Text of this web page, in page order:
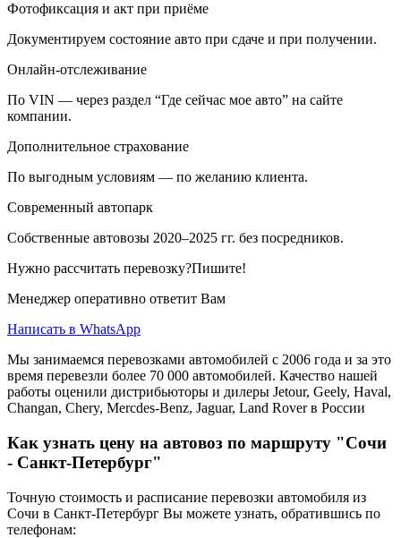
Фотофиксация и акт при приёме
Документируем состояние авто при сдаче и при получении.
Онлайн-отслеживание
По VIN — через раздел “Где сейчас мое авто” на сайте
компании.
Дополнительное страхование
По выгодным условиям — по желанию клиента.
Современный автопарк
Собственные автовозы 2020–2025 гг. без посредников.
Нужно рассчитать перевозку?Пишите!
Менеджер оперативно ответит Вам
Написать в WhatsApp
Мы занимаемся перевозками автомобилей с 2006 года и за это
время перевезли более 70 000 автомобилей. Качество нашей
работы оценили дистрибьюторы и дилеры Jetour, Geely, Haval,
Changan, Chery, Mercdes-Benz, Jaguar, Land Rover в России
Как узнать цену на автовоз по маршруту "Сочи
- Санкт-Петербург"
Точную стоимость и расписание перевозки автомобиля из
Сочи в Санкт-Петербург Вы можете узнать, обратившись по
телефонам: